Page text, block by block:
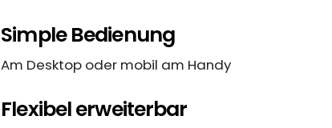
Simple Bedienung
Am Desktop oder mobil am Handy
Flexibel erweiterbar